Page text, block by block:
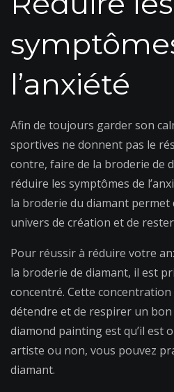
l’anxiété
Afin de toujours garder son
sportives ne donnent pas le
contre, faire de la broderie de
réduire les symptômes de
la broderie du diamant permet
univers de création et de
Pour réussir à réduire votre
la broderie de diamant, il est
concentré. Cette
détendre et de respirer un
diamond painting est qu’il est
artiste ou non, vous pouvez
diamant.